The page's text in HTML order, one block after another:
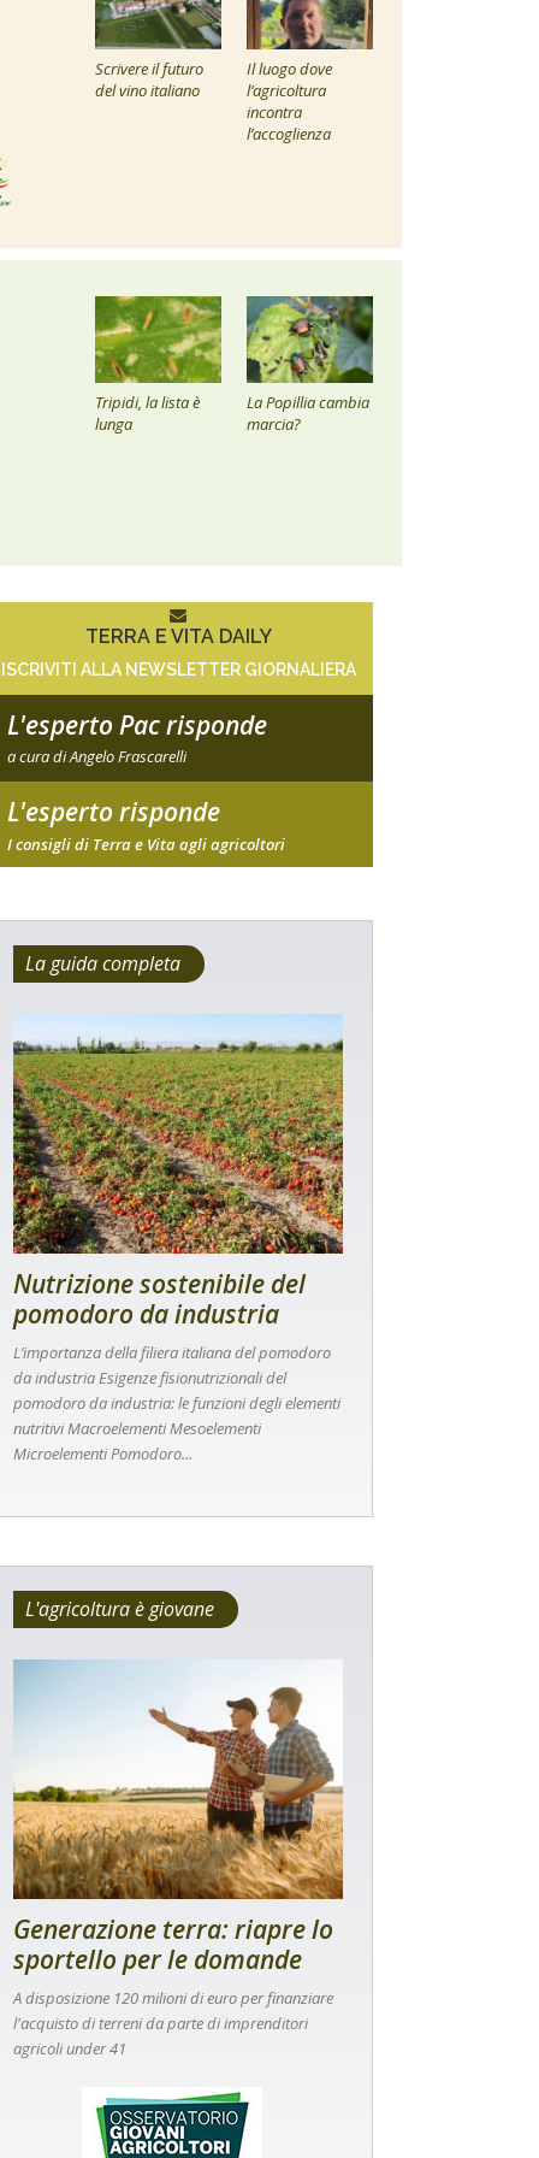
Scrivere il futuro
del vino italiano
Il luogo dove
l’agricoltura
incontra
l’accoglienza
Tripidi, la lista è
lunga
La Popillia cambia
marcia?
TERRA E VITA DAILY
ISCRIVITI ALLA NEWSLETTER GIORNALIERA
L'esperto Pac risponde
a cura di Angelo Frascarelli
L'esperto risponde
I consigli di Terra e Vita agli agricoltori
La guida completa
Nutrizione sostenibile del
pomodoro da industria
L’importanza della filiera italiana del pomodoro
da industria Esigenze fisionutrizionali del
pomodoro da industria: le funzioni degli elementi
nutritivi Macroelementi Mesoelementi
Microelementi Pomodoro...
L'agricoltura è giovane
Generazione terra: riapre lo
sportello per le domande
A disposizione 120 milioni di euro per finanziare
l'acquisto di terreni da parte di imprenditori
agricoli under 41